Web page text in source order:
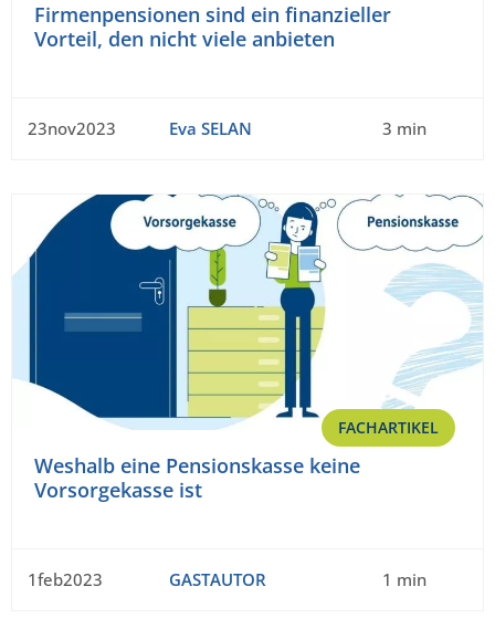
Firmenpensionen sind ein finanzieller
Vorteil, den nicht viele anbieten
23nov2023 Eva SELAN 3 min
FACHARTIKEL
Weshalb eine Pensionskasse keine
Vorsorgekasse ist
1feb2023 GASTAUTOR 1 min